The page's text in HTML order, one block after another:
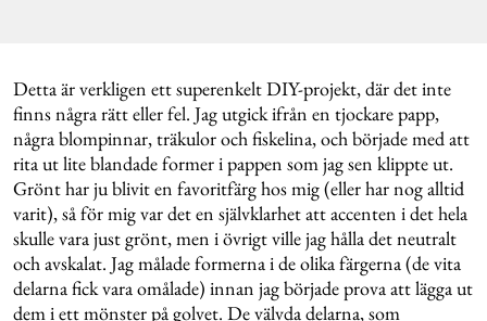
Detta är verkligen ett superenkelt DIY-projekt, där det inte
finns några rätt eller fel. Jag utgick ifrån en tjockare papp,
några blompinnar, träkulor och fiskelina, och började med att
rita ut lite blandade former i pappen som jag sen klippte ut.
Grönt har ju blivit en favoritfärg hos mig (eller har nog alltid
varit), så för mig var det en självklarhet att accenten i det hela
skulle vara just grönt, men i övrigt ville jag hålla det neutralt
och avskalat. Jag målade formerna i de olika färgerna (de vita
delarna fick vara omålade) innan jag började prova att lägga ut
dem i ett mönster på golvet. De välvda delarna, som